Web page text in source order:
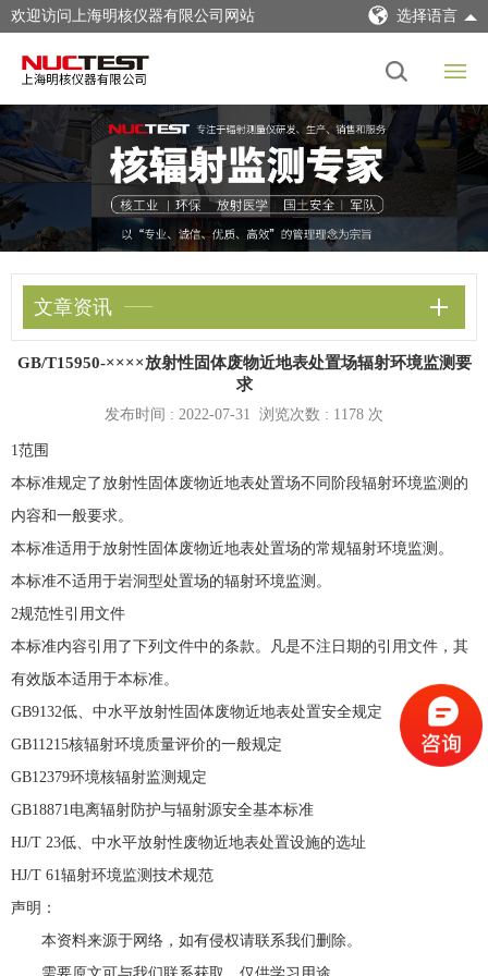
欢迎访问上海明核仪器有限公司网站 选择语言
文章资讯
GB/T15950-××××放射性固体废物近地表处置场辐射环境监测要
求
发布时间 : 2022-07-31 浏览次数 : 1178 次
1范围
本标准规定了放射性固体废物近地表处置场不同阶段辐射环境监测的
内容和一般要求。
本标准适用于放射性固体废物近地表处置场的常规辐射环境监测。
本标准不适用于岩洞型处置场的辐射环境监测。
2规范性引用文件
本标准内容引用了下列文件中的条款。凡是不注日期的引用文件，其
有效版本适用于本标准。
GB9132低、中水平放射性固体废物近地表处置安全规定
GB11215核辐射环境质量评价的一般规定
GB12379环境核辐射监测规定
GB18871电离辐射防护与辐射源安全基本标准
HJ/T 23低、中水平放射性废物近地表处置设施的选址
HJ/T 61辐射环境监测技术规范
声明：
本资料来源于网络，如有侵权请联系我们删除。